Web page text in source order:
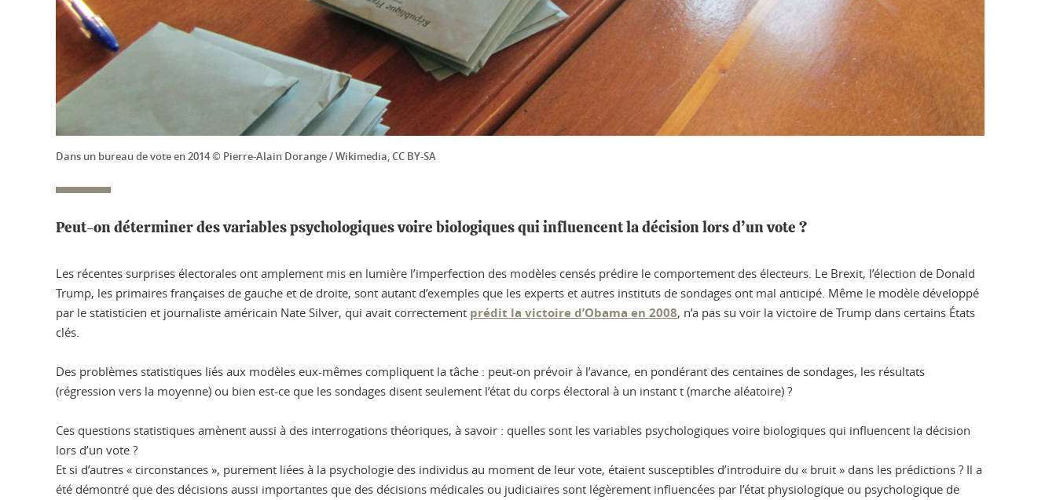
Dans un bureau de vote en 2014 © Pierre-Alain Dorange / Wikimedia, CC BY-SA
Peut-on déterminer des variables psychologiques voire biologiques qui influencent la décision lors d’un vote ?
Les récentes surprises électorales ont amplement mis en lumière l’imperfection des modèles censés prédire le comportement des électeurs. Le Brexit, l’élection de Donald
Trump, les primaires françaises de gauche et de droite, sont autant d’exemples que les experts et autres instituts de sondages ont mal anticipé. Même le modèle développé
par le statisticien et journaliste américain Nate Silver, qui avait correctement prédit la victoire d’Obama en 2008, n’a pas su voir la victoire de Trump dans certains États
clés.
Des problèmes statistiques liés aux modèles eux-mêmes compliquent la tâche : peut-on prévoir à l’avance, en pondérant des centaines de sondages, les résultats
(régression vers la moyenne) ou bien est-ce que les sondages disent seulement l’état du corps électoral à un instant t (marche aléatoire) ?
Ces questions statistiques amènent aussi à des interrogations théoriques, à savoir : quelles sont les variables psychologiques voire biologiques qui influencent la décision
lors d’un vote ?
Et si d’autres « circonstances », purement liées à la psychologie des individus au moment de leur vote, étaient susceptibles d’introduire du « bruit » dans les prédictions ? Il a
été démontré que des décisions aussi importantes que des décisions médicales ou judiciaires sont légèrement influencées par l’état physiologique ou psychologique de